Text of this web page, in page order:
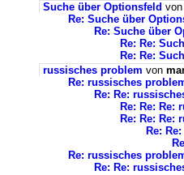
Suche über Optionsfeld von
Re: Suche über
Re: Suche über
Re: Re:
Re: Re:
russisches problem von
Re: russisches
Re: Re:
Re: Re: Re:
Re: Re: Re:
Re:
Re: russisches
Re: Re: